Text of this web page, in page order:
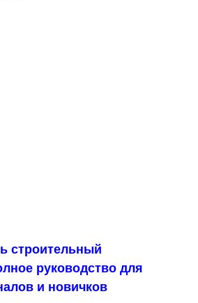
строительный
руководство для
и новичков